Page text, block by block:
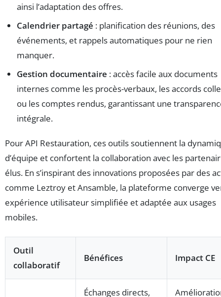
ainsi l’adaptation des offres.
Calendrier partagé : planification des réunions, des
événements, et rappels automatiques pour ne rien
manquer.
Gestion documentaire : accès facile aux documents
internes comme les procès-verbaux, les accords
ou les comptes rendus, garantissant une
intégrale.
Pour API Restauration, ces outils soutiennent la
d’équipe et confortent la collaboration avec les
élus. En s’inspirant des innovations proposées par des
comme Leztroy et Ansamble, la plateforme converge
expérience utilisateur simplifiée et adaptée aux usages
mobiles.
Outil
collaboratif
Bénéfices Impact CE
Échanges directs,